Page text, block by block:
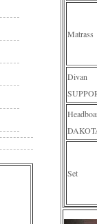
Matrass
Divan
Set